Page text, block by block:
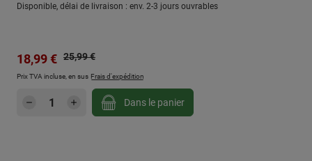
Disponible, délai de livraison : env. 2-3 jours ouvrables
Prix de vente :
18,99 € Prix régulier :
25,99 €
Prix TVA incluse, en sus Frais d'expédition
Quantité de produit : Entrez la quantité
Dans le panier